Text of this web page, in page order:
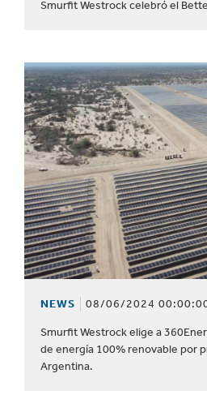
Smurfit Westrock celebró el
NEWS 08/06/2024
Smurfit Westrock elige a
de energía 100% renovable por
Argentina.